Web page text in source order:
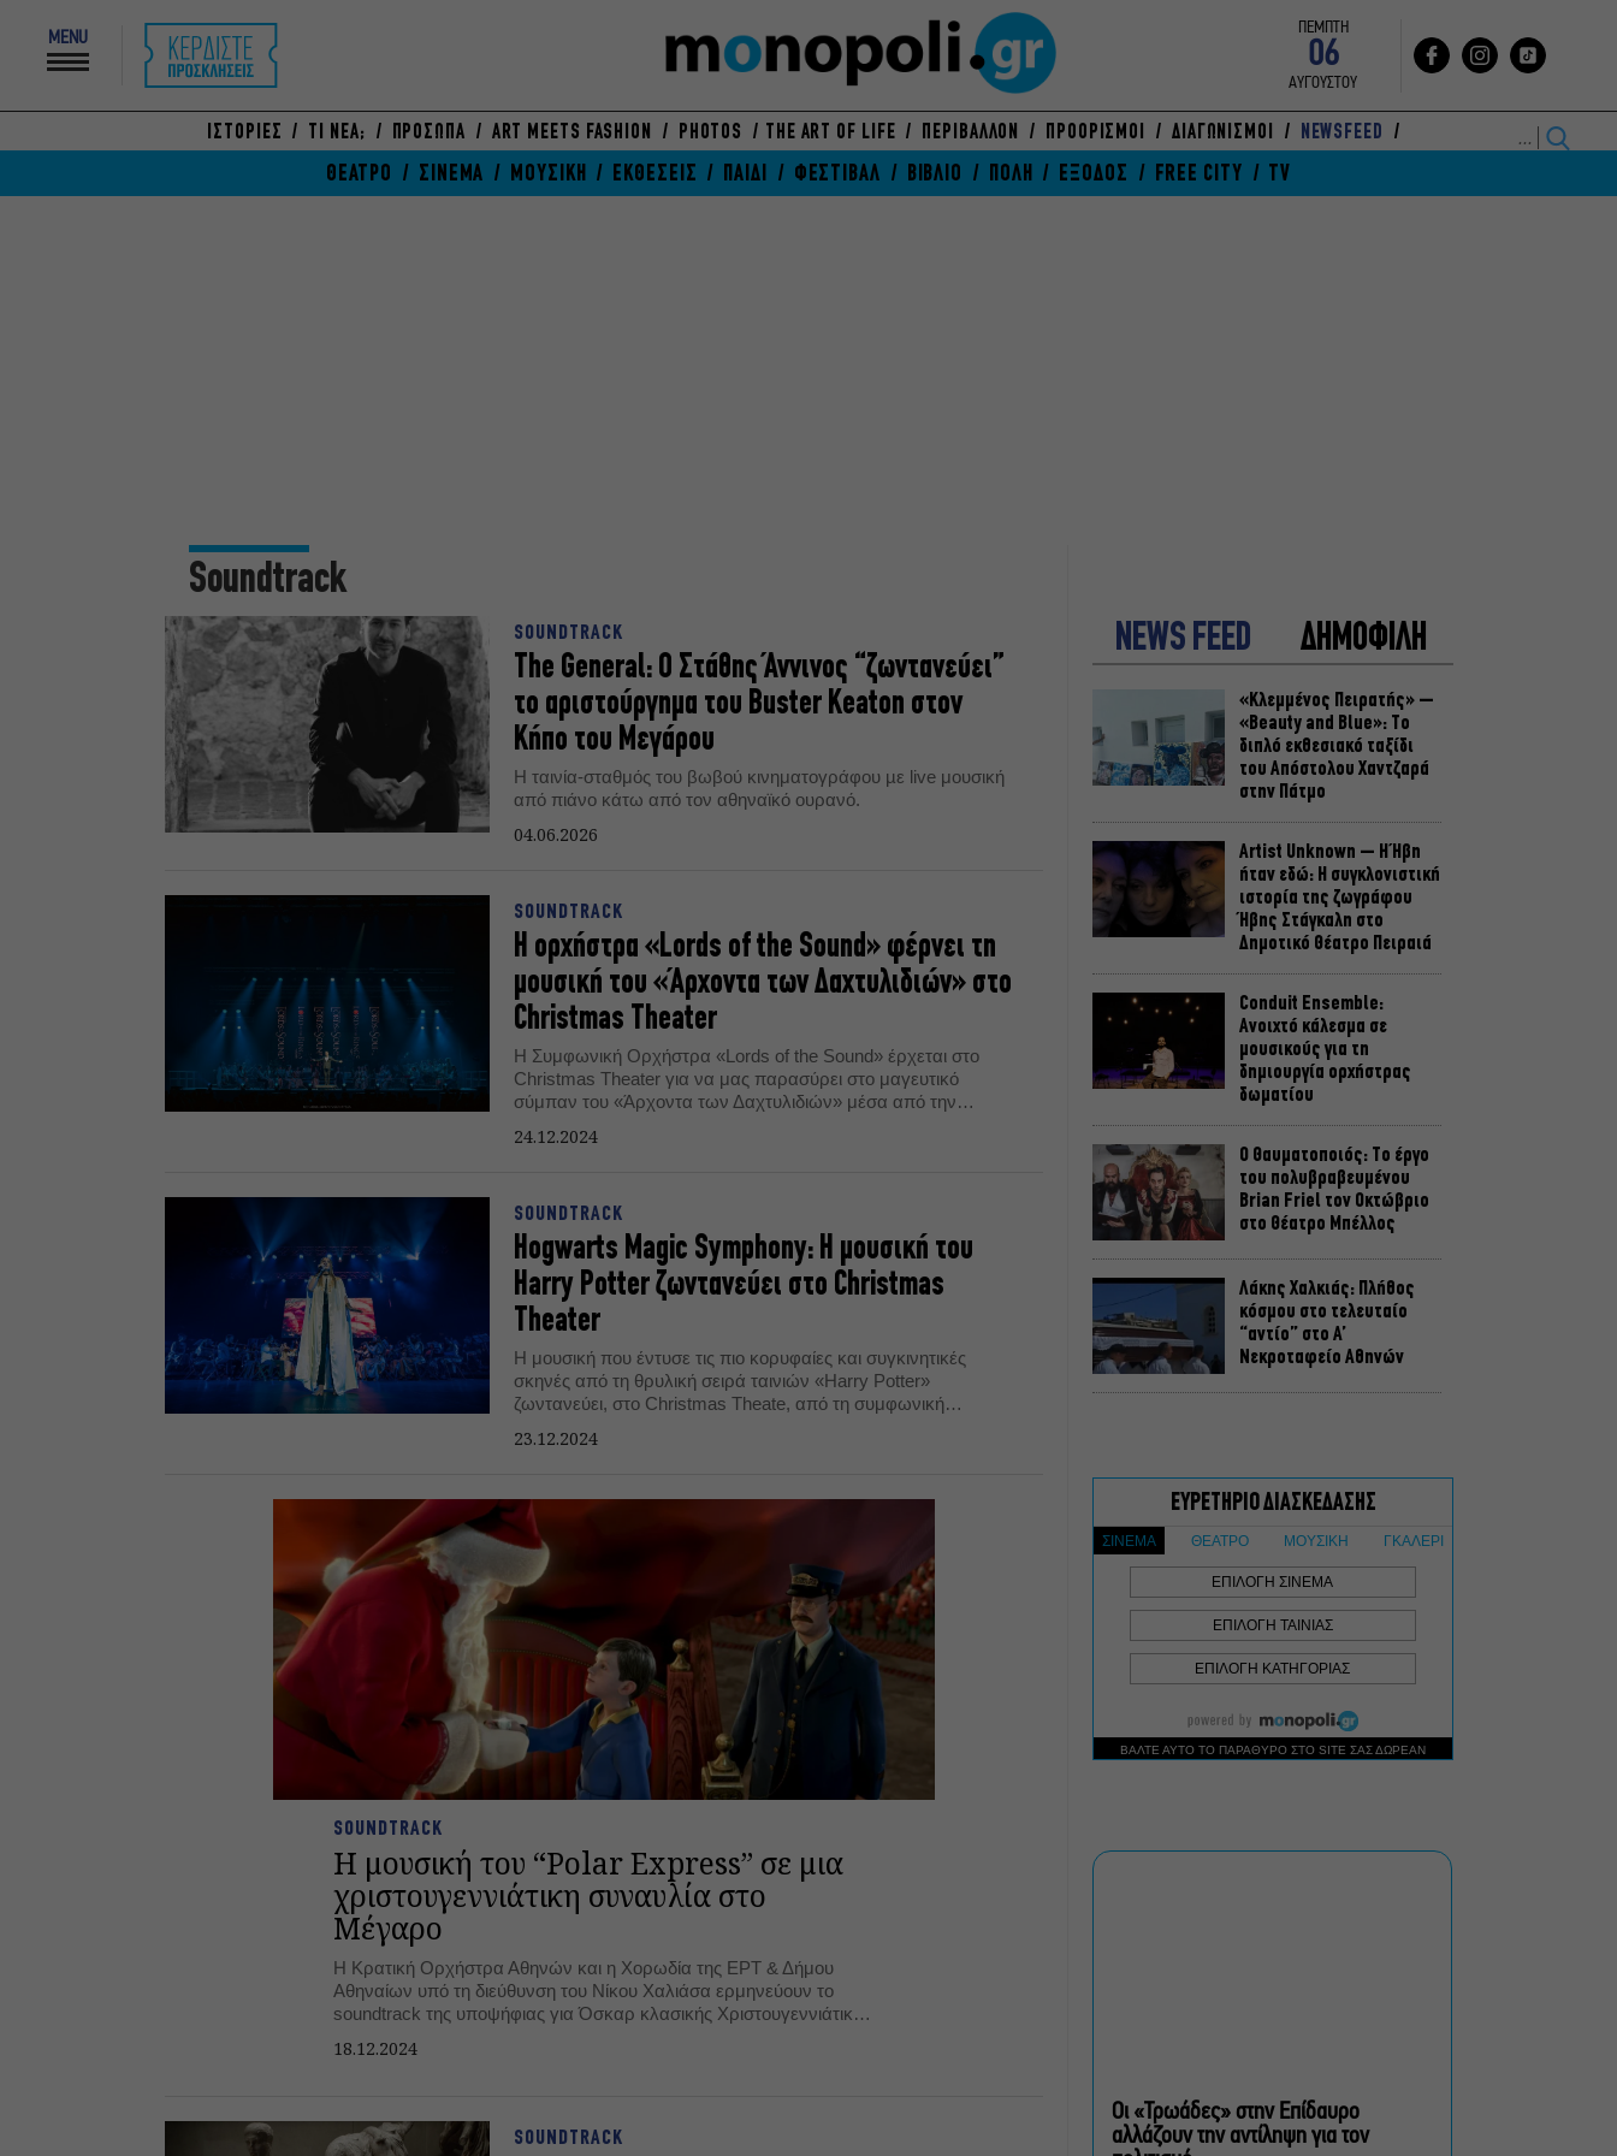
MENU
ΠΕΜΠΤΗ
06
ΑΥΓΟΥΣΤΟΥ
ΙΣΤΟΡΙΕΣ ΤΙ ΝΕΑ; ΠΡΟΣΩΠΑ ART MEETS FASHION PHOTOS THE ART OF LIFE ΠΕΡΙΒΑΛΛΟΝ ΠΡΟΟΡΙΣΜΟΙ ΔΙΑΓΩΝΙΣΜΟΙ NEWSFEED
ΘΕΑΤΡΟ ΣΙΝΕΜΑ ΜΟΥΣΙΚΗ ΕΚΘΕΣΕΙΣ ΠΑΙΔΙ ΦΕΣΤΙΒΑΛ ΒΙΒΛΙΟ ΠΟΛΗ ΕΞΟΔΟΣ FREE CITY TV
Soundtrack
SOUNDTRACK
The General: Ο Στάθης Άννινος “ζωντανεύει”
το αριστούργημα του Buster Keaton στον
Κήπο του Μεγάρου
Η ταινία-σταθμός του βωβού κινηματογράφου µε live μουσική
από πιάνο κάτω από τον αθηναϊκό ουρανό.
04.06.2026
SOUNDTRACK
Η ορχήστρα «Lords of the Sound» φέρνει τη
μουσική του «Άρχοντα των Δαχτυλιδιών» στο
Christmas Theater
Η Συμφωνική Ορχήστρα «Lords of the Sound» έρχεται στο
Christmas Theater για να μας παρασύρει στο μαγευτικό
σύμπαν του «Άρχοντα των Δαχτυλιδιών» μέσα από την
24.12.2024
SOUNDTRACK
Hogwarts Magic Symphony: Η μουσική του
Harry Potter ζωντανεύει στο Christmas
Theater
Η μουσική που έντυσε τις πιο κορυφαίες και συγκινητικές
σκηνές από τη θρυλική σειρά ταινιών «Harry Potter»
ζωντανεύει, στο Christmas Theate, από τη συμφωνική
23.12.2024
SOUNDTRACK
Η μουσική του “Polar Express” σε μια
χριστουγεννιάτικη συναυλία στο
Μέγαρο
Η Κρατική Ορχήστρα Αθηνών και η Χορωδία της ΕΡΤ & Δήμου
Αθηναίων υπό τη διεύθυνση του Νίκου Χαλιάσα ερμηνεύουν το
soundtrack της υποψήφιας για Όσκαρ κλασικής Χριστουγεννιάτικης
των γιορτών.
18.12.2024
SOUNDTRACK
NEWS FEED ΔΗΜΟΦΙΛΗ
«Κλεμμένος Πειρατής» –
«Beauty and Blue»: Το
διπλό εκθεσιακό ταξίδι
του Απόστολου Χαντζαρά
στην Πάτμο
Artist Unknown – Η Ήβη
ήταν εδώ: Η συγκλονιστική
ιστορία της ζωγράφου
Ήβης Στάγκαλη στο
Δημοτικό Θέατρο Πειραιά
Conduit Ensemble:
Ανοιχτό κάλεσμα σε
μουσικούς για τη
δημιουργία ορχήστρας
δωματίου
Ο Θαυματοποιός: Το έργο
του πολυβραβευμένου
Brian Friel τον Οκτώβριο
στο Θέατρο Μπέλλος
Λάκης Χαλκιάς: Πλήθος
κόσμου στο τελευταίο
“αντίο” στο Α’
Νεκροταφείο Αθηνών
Φθινόπωρο
αρχαιολογικός χώρος του
Ραμνούντος
Δήμος Αθηναίων:
Απομάκρυνση 240
τραπεζοκαθισμάτων σε 13
επιχειρησιακές δράσεις
Παγκόσμια πρεμιέρα για τη
Οι «Τρωάδες» στην Επίδαυρο
αλλάζουν την αντίληψη για τον